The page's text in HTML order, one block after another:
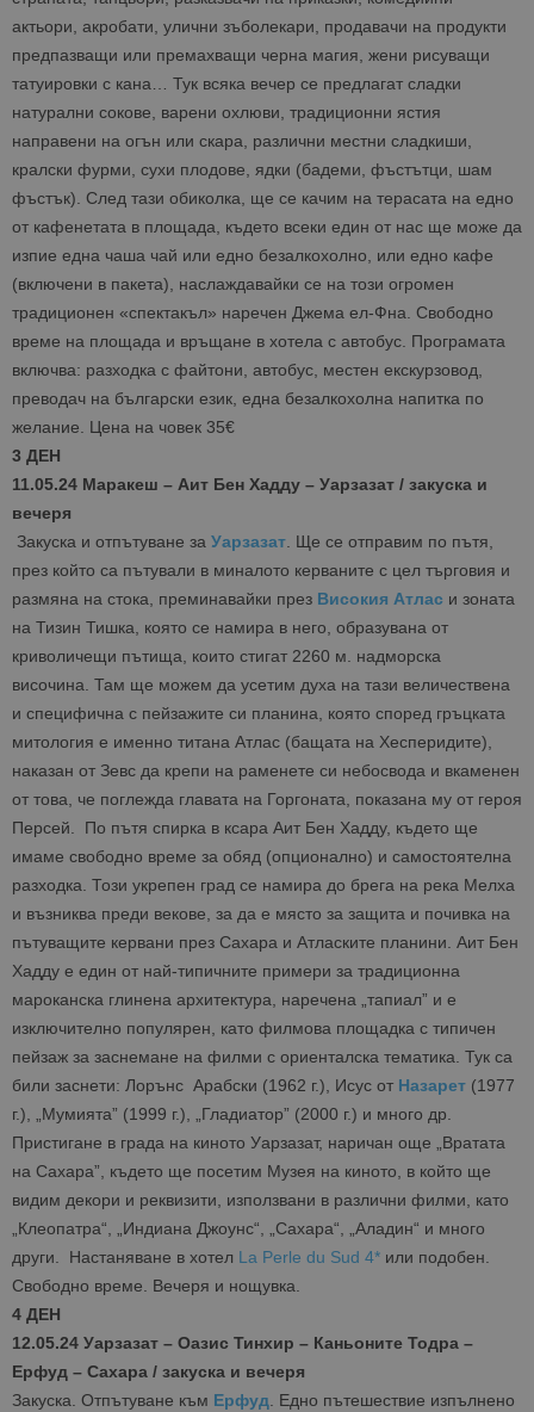
актьори, акробати, улични зъболекари, продавачи на продукти
предпазващи или премахващи черна магия, жени рисуващи
татуировки с кана… Тук всяка вечер се предлагат сладки
натурални сокове, варени охлюви, традиционни ястия
направени на огън или скара, различни местни сладкиши,
кралски фурми, сухи плодове, ядки (бадеми, фъстътци, шам
фъстък). След тази обиколка, ще се качим на терасата на едно
от кафенетата в площада, където всеки един от нас ще може да
изпие една чаша чай или едно безалкохолно, или едно кафе
(включени в пакета), наслаждавайки се на този огромен
традиционен «спектакъл» наречен Джема ел-Фна. Свободно
време на площада и връщане в хотела с автобус. Програмата
включва: разходка с файтони, автобус, местен екскурзовод,
преводач на български език, една безалкохолна напитка по
желание. Цена на човек 35€
3 ДЕН
11.05.24 Маракеш – Аит Бен Хадду – Уарзазат / закуска и
вечеря
Закуска и отпътуване за Уарзазат. Ще се отправим по пътя,
през който са пътували в миналото керваните с цел търговия и
размяна на стока, преминавайки през Високия Атлас и зоната
на Тизин Тишка, която се намира в него, образувана от
криволичещи пътища, които стигат 2260 м. надморска
височина. Там ще можем да усетим духа на тази величествена
и специфична с пейзажите си планина, която според гръцката
митология е именно титана Атлас (бащата на Хесперидите),
наказан от Зевс да крепи на раменете си небосвода и вкаменен
от това, че поглежда главата на Горгоната, показана му от героя
Персей. По пътя спирка в ксара Аит Бен Хадду, където ще
имаме свободно време за обяд (опционално) и самостоятелна
разходка. Този укрепен град се намира до брега на река Мелха
и възниква преди векове, за да е място за защита и почивка на
пътуващите кервани през Сахара и Атласките планини. Аит Бен
Хадду е един от най-типичните примери за традиционна
мароканска глинена архитектура, наречена „тапиал” и е
изключително популярен, като филмова площадка с типичен
пейзаж за заснемане на филми с ориенталска тематика. Тук са
били заснети: Лорънс Арабски (1962 г.), Исус от Назарет (1977
г.), „Мумията” (1999 г.), „Гладиатор” (2000 г.) и много др.
Пристигане в града на киното Уарзазат, наричан още „Вратата
на Сахара”, където ще посетим Музея на киното, в който ще
видим декори и реквизити, използвани в различни филми, като
„Клеопатра“, „Индиана Джоунс“, „Сахара“, „Аладин“ и много
други. Настаняване в хотел La Perle du Sud 4* или подобен.
Свободно време. Вечеря и нощувка.
4 ДЕН
12.05.24 Уарзазат – Оазис Тинхир – Каньоните Тодра –
Ерфуд – Сахара / закуска и вечеря
Закуска. Отпътуване към Ерфуд. Едно пътешествие изпълнено